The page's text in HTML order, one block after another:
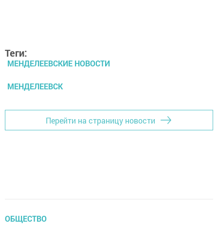
Теги:
МЕНДЕЛЕЕВСКИЕ НОВОСТИ
МЕНДЕЛЕЕВСК
Перейти на страницу новости
ОБЩЕСТВО